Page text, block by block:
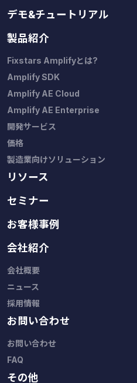
デモ&チュートリアル
製品紹介
Fixstars Amplifyとは?
Amplify SDK
Amplify AE Cloud
Amplify AE Enterprise
開発サービス
価格
製造業向けソリューション
リソース
セミナー
お客様事例
会社紹介
会社概要
ニュース
採用情報
お問い合わせ
お問い合わせ
FAQ
その他